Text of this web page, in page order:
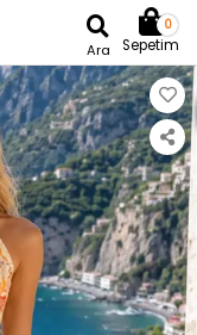
Ara
0
Sepetim